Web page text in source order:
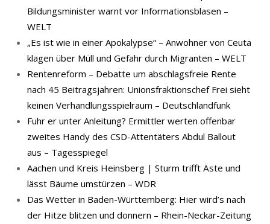
Bildungsminister warnt vor Informationsblasen –
WELT
„Es ist wie in einer Apokalypse“ – Anwohner von Ceuta
klagen über Müll und Gefahr durch Migranten – WELT
Rentenreform – Debatte um abschlagsfreie Rente
nach 45 Beitragsjahren: Unionsfraktionschef Frei sieht
keinen Verhandlungsspielraum – Deutschlandfunk
Fuhr er unter Anleitung? Ermittler werten offenbar
zweites Handy des CSD-Attentäters Abdul Ballout
aus – Tagesspiegel
Aachen und Kreis Heinsberg | Sturm trifft Äste und
lässt Bäume umstürzen – WDR
Das Wetter in Baden-Württemberg: Hier wird’s nach
der Hitze blitzen und donnern – Rhein-Neckar-Zeitung